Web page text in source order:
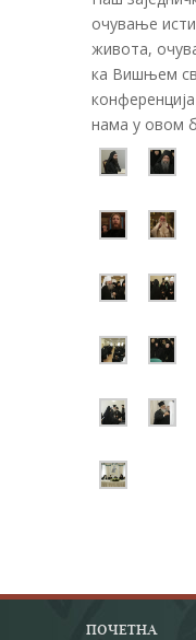
очување
живота,
ка Вишњем
нама у овом
ПОЧЕТНА